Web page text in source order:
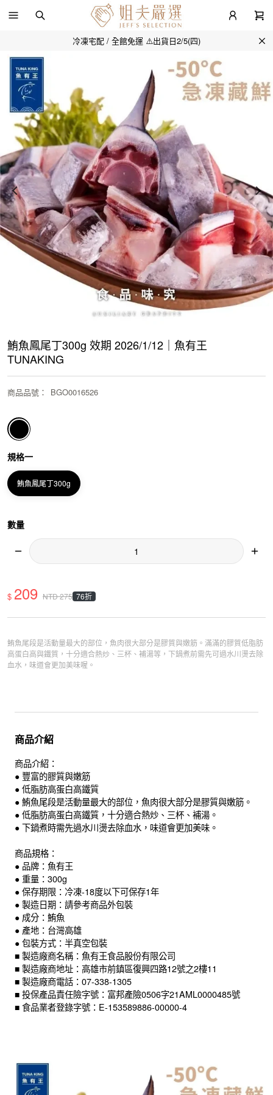
冷凍宅配 / 全館免運 ⚠️出貨日2/5(四)
鮪魚鳳尾丁300g 效期 2026/1/12｜魚有王
TUNAKING
商品品號 ： BGO0016526
規格一
鮪魚鳳尾丁300g
數量
$ 209 NTD275 76折
鮪魚尾段是活動量最大的部位，魚肉很大部分是膠質與嫩筋。滿滿的膠質低脂肪
高蛋白高與鐵質，十分適合熱炒、三杯、補湯等，下鍋煮前需先可過水川燙去除
血水，味道會更加美味喔。
商品介紹
商品介紹：
● 豐富的膠質與嫩筋
● 低脂肪高蛋白高鐵質
● 鮪魚尾段是活動量最大的部位，魚肉很大部分是膠質與嫩筋。
● 低脂肪高蛋白高鐵質，十分適合熱炒、三杯、補湯。
● 下鍋煮時需先過水川燙去除血水，味道會更加美味。
商品規格：
● 品牌：魚有王
● 重量：300g
● 保存期限：冷凍-18度以下可保存1年
● 製造日期：請參考商品外包裝
● 成分：鮪魚
● 產地：台灣高雄
● 包裝方式：半真空包裝
■ 製造廠商名稱：魚有王食品股份有限公司
■ 製造廠商地址：高雄市前鎮區復興四路12號之2樓11
■ 製造廠商電話：07-338-1305
■ 投保產品責任險字號：富邦產險0506字21AML0000485號
■ 食品業者登錄字號：E-153589886-00000-4